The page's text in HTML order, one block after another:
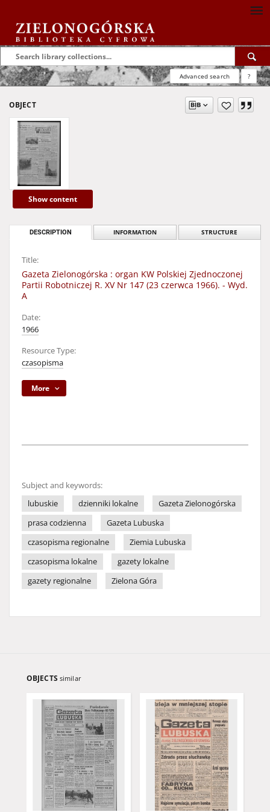
Advanced search ?
OBJECT
Show content
DESCRIPTION INFORMATION STRUCTURE
Title:
Gazeta Zielonogórska : organ KW Polskiej Zjednoczonej
Partii Robotniczej R. XV Nr 147 (23 czerwca 1966). - Wyd.
A
Date:
1966
Resource Type:
czasopisma
More
Subject and keywords:
lubuskie
dzienniki lokalne
Gazeta Zielonogórska
prasa codzienna
Gazeta Lubuska
czasopisma regionalne
Ziemia Lubuska
czasopisma lokalne
gazety lokalne
gazety regionalne
Zielona Góra
OBJECTS similar